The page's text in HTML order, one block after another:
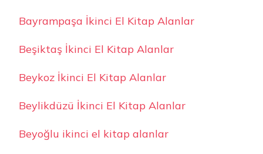
Bayrampaşa İkinci El Kitap Alanlar
Beşiktaş İkinci El Kitap Alanlar
Beykoz İkinci El Kitap Alanlar
Beylikdüzü İkinci El Kitap Alanlar
Beyoğlu ikinci el kitap alanlar